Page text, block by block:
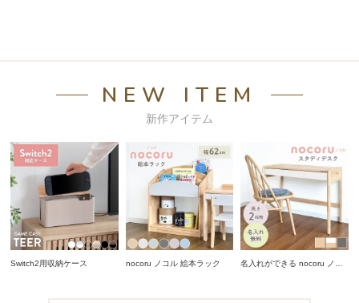
NEW ITEM
新作アイテム
Switch2用収納ケース nocoru ノコル 絵本ラック
名入れができる nocoru ノコ